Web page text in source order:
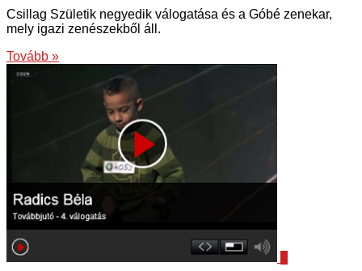
Csillag Születik negyedik válogatása és a Góbé zenekar,
mely igazi zenészekből áll.
Tovább »